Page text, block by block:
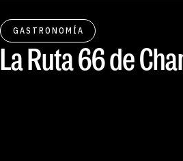
GASTRONOMÍA
La Ruta 66 de